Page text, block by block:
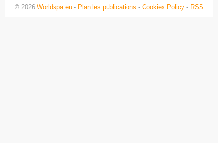
© 2026 Worldspa.eu - Plan les publications - Cookies Policy - RSS